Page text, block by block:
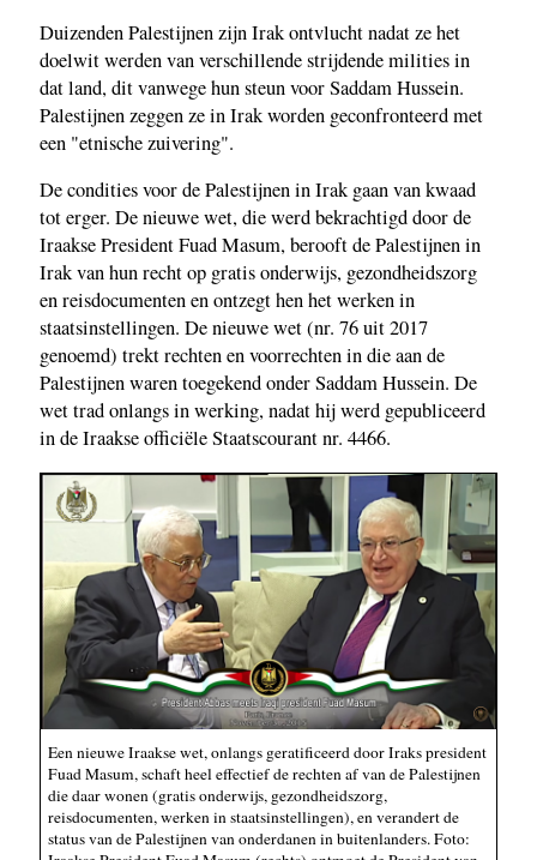
Duizenden Palestijnen zijn Irak ontvlucht nadat ze het
doelwit werden van verschillende strijdende milities in
dat land, dit vanwege hun steun voor Saddam Hussein.
Palestijnen zeggen ze in Irak worden geconfronteerd met
een "etnische zuivering".
De condities voor de Palestijnen in Irak gaan van kwaad
tot erger. De nieuwe wet, die werd bekrachtigd door de
Iraakse President Fuad Masum, berooft de Palestijnen in
Irak van hun recht op gratis onderwijs, gezondheidszorg
en reisdocumenten en ontzegt hen het werken in
staatsinstellingen. De nieuwe wet (nr. 76 uit 2017
genoemd) trekt rechten en voorrechten in die aan de
Palestijnen waren toegekend onder Saddam Hussein. De
wet trad onlangs in werking, nadat hij werd gepubliceerd
in de Iraakse officiële Staatscourant nr. 4466.
Een nieuwe Iraakse wet, onlangs geratificeerd door Iraks president
Fuad Masum, schaft heel effectief de rechten af van de Palestijnen
die daar wonen (gratis onderwijs, gezondheidszorg,
reisdocumenten, werken in staatsinstellingen), en verandert de
status van de Palestijnen van onderdanen in buitenlanders. Foto: